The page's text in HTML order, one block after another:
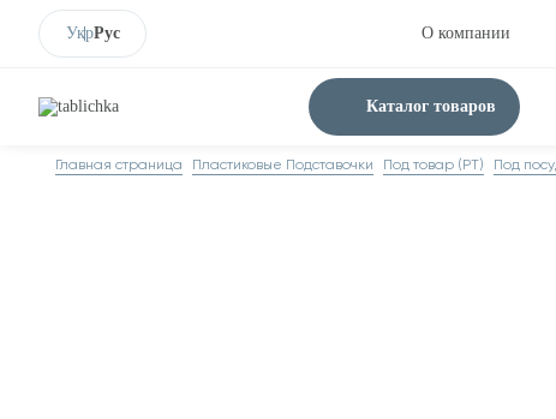
УкрРус О компании
Каталог товаров
Главная страница Пластиковые Подставочки Под товар (PT) Под